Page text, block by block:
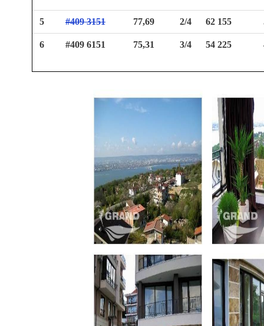
5 #409 3151 77,69 2/4 62 155
6 #409 6151 75,31 3/4 54 225